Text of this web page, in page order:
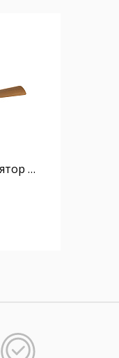
Потолочный вентилятор TYPHOON DC Ш1300MM белый 4 PALAS древесный IP44